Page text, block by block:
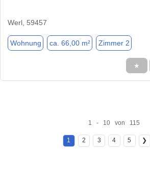
Werl, 59457
Wohnung ca. 66,00 m² Zimmer 2
★
1 - 10 von 115
1 2 3 4 5 ❯